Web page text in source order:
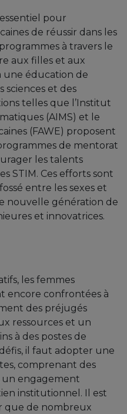
pour
de réussir dans les
à travers le
aux filles et aux
une éducation de
sciences et des
telles que l’Institut
(AIMS) et le
(FAWE) proposent
de mentorat
les talents
STIM. Ces efforts sont
entre les sexes et
nouvelle génération de
et innovatrices.
les femmes
encore confrontées à
des préjugés
ressources et un
à des postes de
il faut adopter une
comprenant des
engagement
institutionnel. Il est
que de nombreux